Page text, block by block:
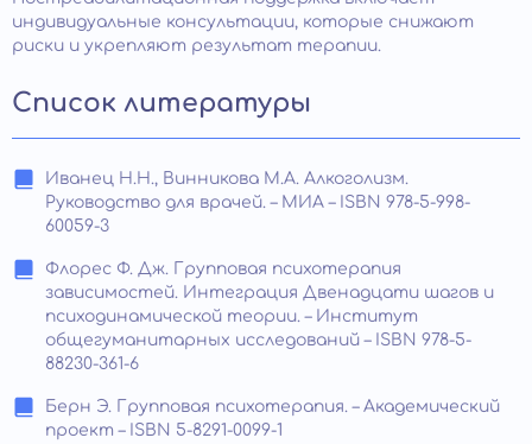
индивидуальные консультации, которые снижают
риски и укрепляют результат терапии.
Список литературы
Иванец Н.Н., Винникова М.А. Алкоголизм.
Руководство для врачей. – МИА – ISBN 978-5-998-
60059-3
Флорес Ф. Дж. Групповая психотерапия
зависимостей. Интеграция Двенадцати шагов и
психодинамической теории. – Институт
общегуманитарных исследований – ISBN 978-5-
88230-361-6
Берн Э. Групповая психотерапия. – Академический
проект – ISBN 5-8291-0099-1